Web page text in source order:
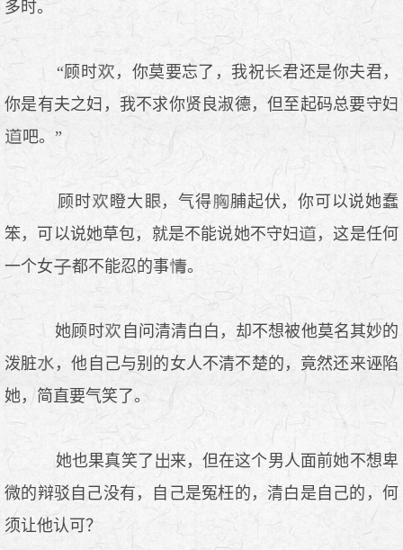
多时。
“顾时 ，你莫要忘了，我祝
君还是你夫君，
你是有夫之妇，我不求你贤良淑德，但至起码总要守妇
吧。”
顾时 瞪大 ，气得
脯起伏，你可以说她蠢
笨，可以说她草包，就是不能说她不守妇
，这是任何
一个女
都不能忍的事 。
她顾时
自问清清白白，却不想被他莫名其妙的
泼脏
，他自己与别的女人不清不楚的，竟然还来诬陷
她，简直要气笑了。
她也果真笑了
来，但在这个男人面前她不想卑
微的辩驳自己没有，自己是冤枉的，清白是自己的，何
须让他认可？